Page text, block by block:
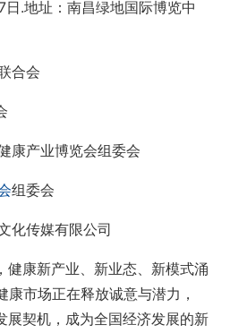
.地址：南昌绿地国际博览中
合会
康产业博览会组委会
组委会
化传媒有限公司
健康新产业、新业态、新模式涌
市场正在释放诚意与潜力，
展契机，成为全国经济发展的新